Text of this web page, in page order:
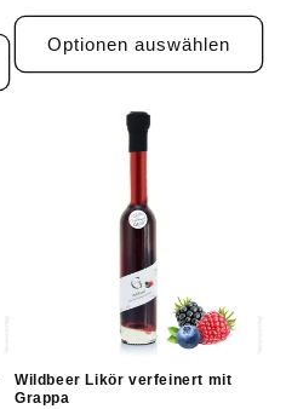
Preis
Optionen auswählen
Wildbeer Likör verfeinert mit
Grappa